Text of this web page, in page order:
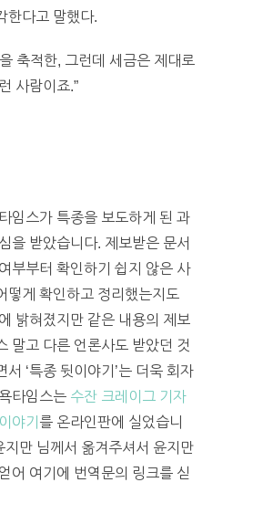
한다고 말했다.
축적한, 그런데 세금은 제대로
사람이죠.”
임스가 특종을 보도하게 된 과
을 받았습니다. 제보받은 문서
부부터 확인하기 쉽지 않은 사
떻게 확인하고 정리했는지도
밝혀졌지만 같은 내용의 제보
말고 다른 언론사도 받았던 것
서 ‘특종 뒷이야기’는 더욱 회자
타임스는 수잔 크레이그 기자
야기 를 온라인판에 실었습니
지만 님께서 옮겨주셔서 윤지만
어 여기에 번역문의 링크를 싣